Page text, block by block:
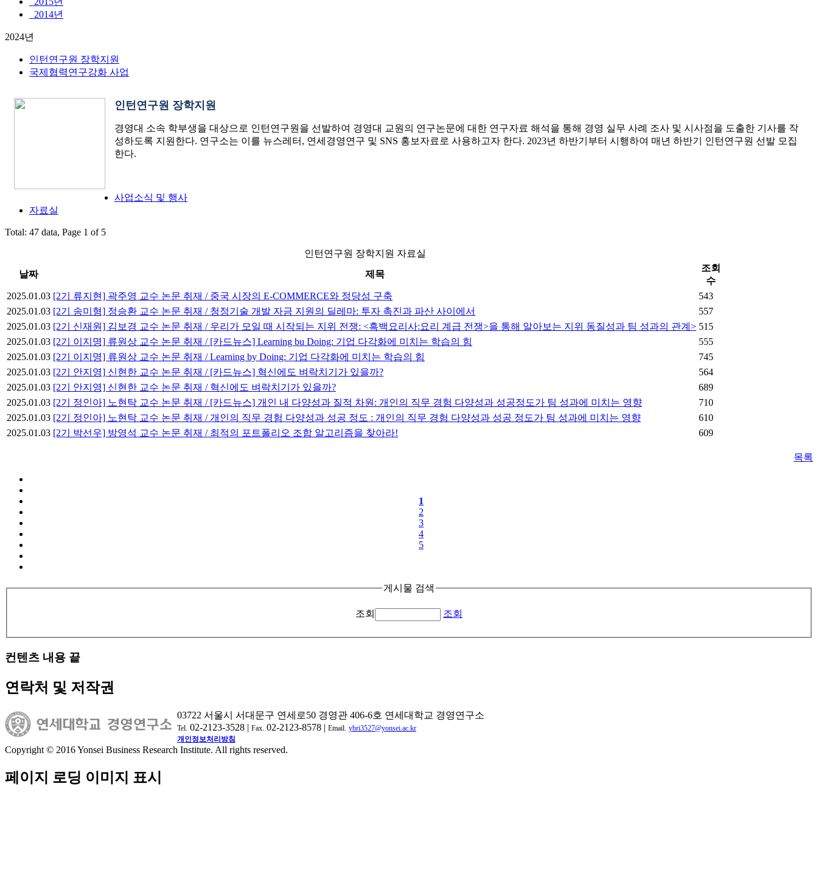
2014년
2024년
인턴연구원 장학지원
국제협력연구강화 사업
인턴연구원 장학지원
경영대 소속 학부생을 대상으로 인턴연구원을 선발하여 경영대 교원의 연구논문에 대한 연구자료 해석을 통해 경영 실무 사례 조사 및 시사점을 도출한 기사를 작
성하도록 지원한다. 연구소는 이를 뉴스레터, 연세경영연구 및 SNS 홍보자료로 사용하고자 한다. 2023년 하반기부터 시행하여 매년 하반기 인턴연구원 선발 모집
한다.
사업소식 및 행사
자료실
Total: 47 data, Page 1 of 5
인턴연구원 장학지원 자료실
날짜
제목
조회
수
2025.01.03 [2기 류지현] 곽주영 교수 논문 취재 / 중국 시장의 E-COMMERCE와 정당성 구축
543
2025.01.03 [2기 송미형] 정승환 교수 논문 취재 / 청정기술 개발 자금 지원의 딜레마: 투자 촉진과 파산 사이에서
557
2025.01.03 [2기 신재원] 김보경 교수 논문 취재 / 우리가 모일 때 시작되는 지위 전쟁: <흑백요리사:요리 계급 전쟁>을 통해 알아보는 지위 동질성과 팀 성과의 관계> 515
2025.01.03 [2기 이지명] 류원상 교수 논문 취재 / [카드뉴스] Learning bu Doing: 기업 다각화에 미치는 학습의 힘
555
2025.01.03 [2기 이지명] 류원상 교수 논문 취재 / Learning by Doing: 기업 다각화에 미치는 학습의 힘
745
2025.01.03 [2기 안지영] 신현한 교수 논문 취재 / [카드뉴스] 혁신에도 벼락치기가 있을까?
564
2025.01.03 [2기 안지영] 신현한 교수 논문 취재 / 혁신에도 벼락치기가 있을까?
689
2025.01.03 [2기 정인아] 노현탁 교수 논문 취재 / [카드뉴스] 개인 내 다양성과 질적 차원: 개인의 직무 경험 다양성과 성공정도가 팀 성과에 미치는 영향
710
2025.01.03 [2기 정인아] 노현탁 교수 논문 취재 / 개인의 직무 경험 다양성과 성공 정도 : 개인의 직무 경험 다양성과 성공 정도가 팀 성과에 미치는 영향
610
2025.01.03 [2기 박선우] 방영석 교수 논문 취재 / 최적의 포트폴리오 조합 알고리즘을 찾아라! 609
목록
1
2
3
4
5
게시물 검색
조회 조회
컨텐츠 내용 끝
연락처 및 저작권
03722 서울시 서대문구 연세로50 경영관 406-6호 연세대학교 경영연구소
Tel. 02-2123-3528 | Fax. 02-2123-8578 | Email. ybri3527@yonsei.ac.kr
개인정보처리방침
Copyright © 2016 Yonsei Business Research Institute. All rights reserved.
페이지 로딩 이미지 표시